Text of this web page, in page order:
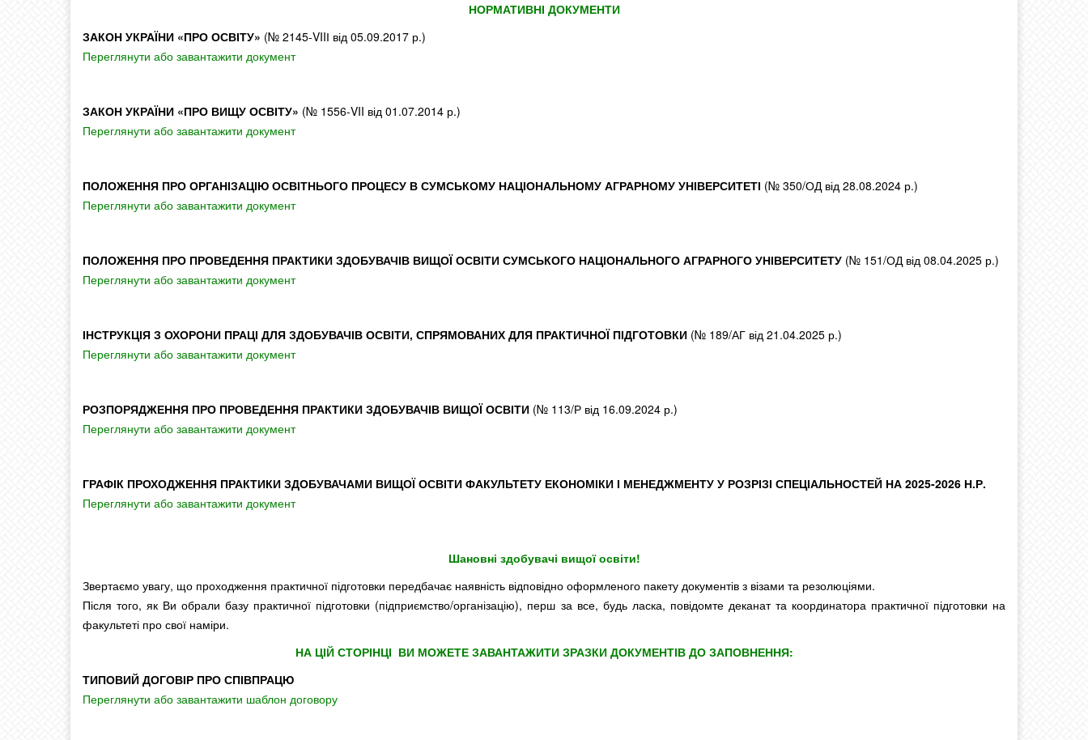
НОРМАТИВНІ ДОКУМЕНТИ
ЗАКОН УКРАЇНИ «ПРО ОСВІТУ» (№ 2145-VIIІ від 05.09.2017 р.)
Переглянути або завантажити документ
ЗАКОН УКРАЇНИ «ПРО ВИЩУ ОСВІТУ» (№ 1556-VII від 01.07.2014 р.)
Переглянути або завантажити документ
ПОЛОЖЕННЯ ПРО ОРГАНІЗАЦІЮ ОСВІТНЬОГО ПРОЦЕСУ В СУМСЬКОМУ НАЦІОНАЛЬНОМУ АГРАРНОМУ УНІВЕРСИТЕТІ (№ 350/ОД від 28.08.2024 р.)
Переглянути або завантажити документ
ПОЛОЖЕННЯ ПРО ПРОВЕДЕННЯ ПРАКТИКИ ЗДОБУВАЧІВ ВИЩОЇ ОСВІТИ СУМСЬКОГО НАЦІОНАЛЬНОГО АГРАРНОГО УНІВЕРСИТЕТУ (№ 151/ОД від 08.04.2025 р.)
Переглянути або завантажити документ
ІНСТРУКЦІЯ З ОХОРОНИ ПРАЦІ ДЛЯ ЗДОБУВАЧІВ ОСВІТИ, СПРЯМОВАНИХ ДЛЯ ПРАКТИЧНОЇ ПІДГОТОВКИ (№ 189/АГ від 21.04.2025 р.)
Переглянути або завантажити документ
РОЗПОРЯДЖЕННЯ ПРО ПРОВЕДЕННЯ ПРАКТИКИ ЗДОБУВАЧІВ ВИЩОЇ ОСВІТИ (№ 113/Р від 16.09.2024 р.)
Переглянути або завантажити документ
ГРАФІК ПРОХОДЖЕННЯ ПРАКТИКИ ЗДОБУВАЧАМИ ВИЩОЇ ОСВІТИ ФАКУЛЬТЕТУ ЕКОНОМІКИ І МЕНЕДЖМЕНТУ У РОЗРІЗІ СПЕЦІАЛЬНОСТЕЙ НА 2025-2026 Н.Р.
Переглянути або завантажити документ
Шановні здобувачі вищої освіти!
Звертаємо увагу, що проходження практичної підготовки передбачає наявність відповідно оформленого пакету документів з візами та резолюціями.
Після того, як Ви обрали базу практичної підготовки (підприємство/організацію), перш за все, будь ласка, повідомте деканат та координатора практичної підготовки на
факультеті про свої наміри.
НА ЦІЙ СТОРІНЦІ ВИ МОЖЕТЕ ЗАВАНТАЖИТИ ЗРАЗКИ ДОКУМЕНТІВ ДО ЗАПОВНЕННЯ:
ТИПОВИЙ ДОГОВІР ПРО СПІВПРАЦЮ
Переглянути або завантажити шаблон договору